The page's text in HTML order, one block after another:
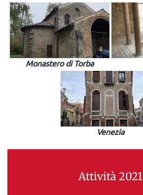
Monastero di Torba
Venezia
Attività 2021